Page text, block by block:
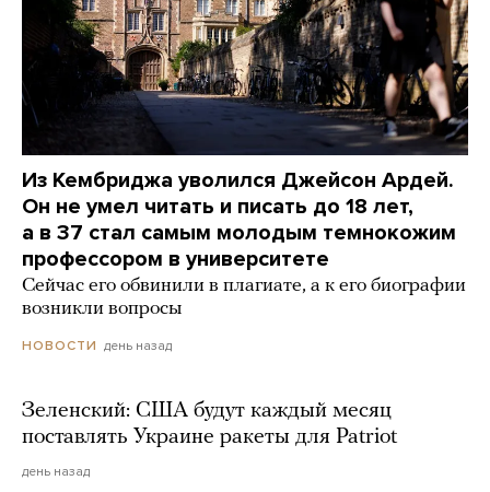
Из Кембриджа уволился Джейсон Ардей.
Он не умел читать и писать до 18 лет,
а в 37 стал самым молодым темнокожим
профессором в университете
Сейчас его обвинили в плагиате, а к его биографии
возникли вопросы
НОВОСТИ день назад
Зеленский: США будут каждый месяц
поставлять Украине ракеты для Patriot
день назад